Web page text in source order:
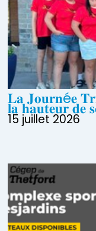
𝐋𝐚 𝐉𝐨𝐮𝐫𝐧é𝐞
𝐥𝐚 𝐡𝐚𝐮𝐭𝐞𝐮𝐫 𝐝𝐞
15 juillet 2026